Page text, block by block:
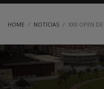
HOME NOTICIAS XXII OPEN